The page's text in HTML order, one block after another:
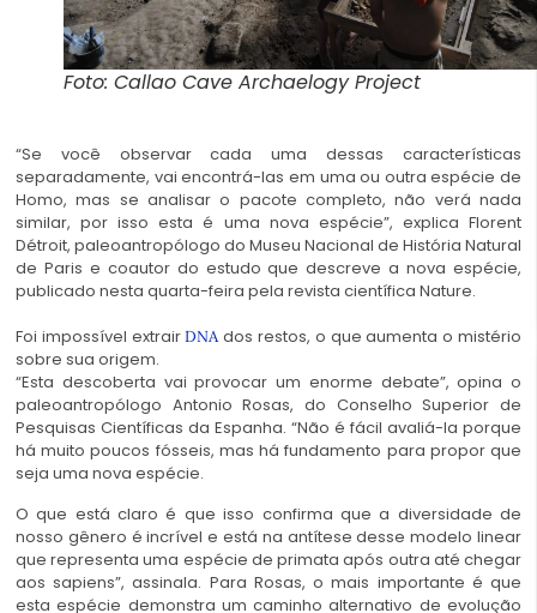
Foto: Callao Cave Archaelogy Project
“Se você observar cada uma dessas características
separadamente, vai encontrá-las em uma ou outra espécie de
Homo, mas se analisar o pacote completo, não verá nada
similar, por isso esta é uma nova espécie”, explica Florent
Détroit, paleoantropólogo do Museu Nacional de História Natural
de Paris e coautor do estudo que descreve a nova espécie,
publicado nesta quarta-feira pela revista científica Nature.
Foi impossível extrairDNAdos restos, o que aumenta o mistério
sobre sua origem.
“Esta descoberta vai provocar um enorme debate”, opina o
paleoantropólogo Antonio Rosas, do Conselho Superior de
Pesquisas Científicas da Espanha. “Não é fácil avaliá-la porque
há muito poucos fósseis, mas há fundamento para propor que
seja uma nova espécie.
O que está claro é que isso confirma que a diversidade de
nosso gênero é incrível e está na antítese desse modelo linear
que representa uma espécie de primata após outra até chegar
aos sapiens”, assinala. Para Rosas, o mais importante é que
esta espécie demonstra um caminho alternativo de evolução